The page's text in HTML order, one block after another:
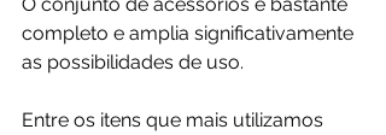
completo e amplia significativamente
as possibilidades de uso.
Entre os itens que mais utilizamos